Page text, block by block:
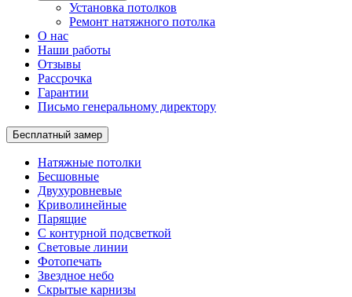
Установка потолков
Ремонт натяжного потолка
О нас
Наши работы
Отзывы
Рассрочка
Гарантии
Письмо генеральному директору
Бесплатный замер
Натяжные потолки
Бесшовные
Двухуровневые
Криволинейные
Парящие
С контурной подсветкой
Световые линии
Фотопечать
Звездное небо
Скрытые карнизы